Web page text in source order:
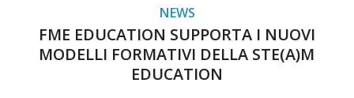
NEWS
FME EDUCATION SUPPORTA I NUOVI
MODELLI FORMATIVI DELLA STE(A)M
EDUCATION